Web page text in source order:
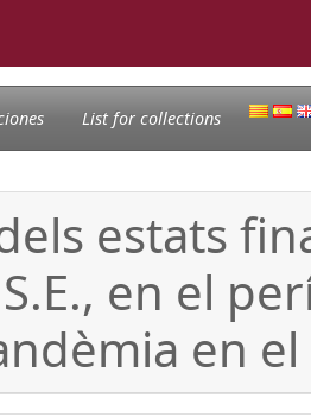
List for collections
estats
en el
en